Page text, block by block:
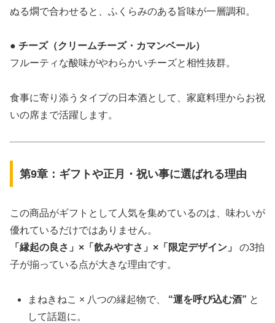
ぬる燗で合わせると、ふくらみのある旨味が一層調和。
● チーズ（クリームチーズ・カマンベール）
フルーティな酸味がやわらかいチーズと相性抜群。
食事に寄り添うタイプの日本酒として、家庭料理からお祝
いの席まで活躍します。
第9章：ギフトや正月・祝い事に選ばれる理由
この商品がギフトとして人気を集めているのは、味わいが
優れているだけではありません。
「縁起の良さ」×「飲みやすさ」×「限定デザイン」
の3拍
子が揃っている点が大きな理由です。
まねきねこ × 八つの縁起物で、 “運を呼び込む酒” と
して話題に。